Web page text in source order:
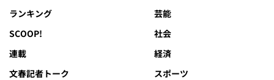
ランキング
SCOOP!
連載
文春記者トーク
芸能
社会
経済
スポーツ